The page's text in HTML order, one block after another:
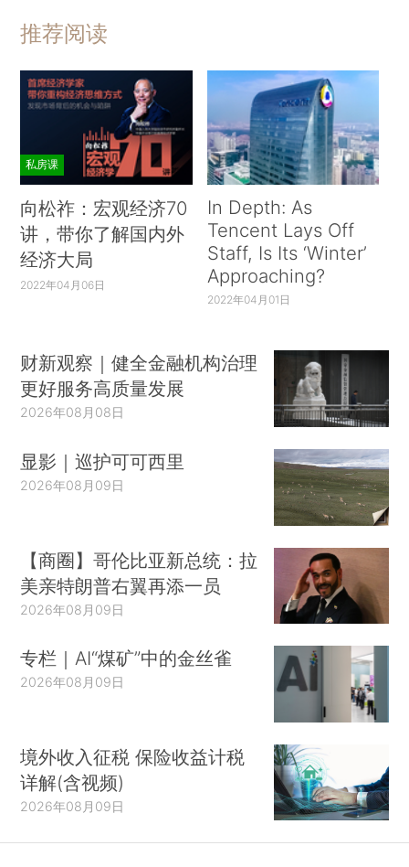
推荐阅读
私房课
向松祚：宏观经济70
讲，带你了解国内外
经济大局
2022年04月06日
In Depth: As
Tencent Lays Off
Staff, Is Its ‘Winter’
Approaching?
2022年04月01日
财新观察｜健全金融机构治理
更好服务高质量发展
2026年08月08日
显影｜巡护可可西里
2026年08月09日
【商圈】哥伦比亚新总统：拉
美亲特朗普右翼再添一员
2026年08月09日
专栏｜AI“煤矿”中的金丝雀
2026年08月09日
境外收入征税 保险收益计税
详解(含视频)
2026年08月09日